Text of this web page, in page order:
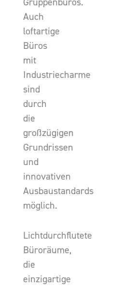
Auch
loftartige
Büros
mit
Industriecharme
sind
durch
die
großzügigen
Grundrissen
und
innovativen
Ausbaustandards
möglich.
Lichtdurchflutete
Büroräume,
die
einzigartige